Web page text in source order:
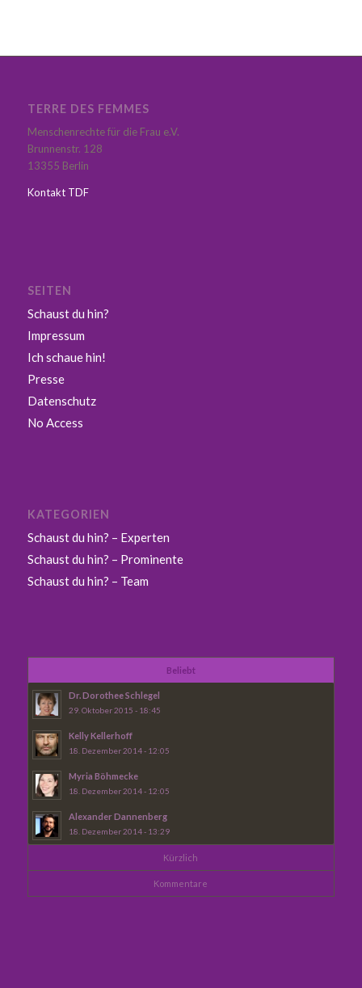
TERRE DES FEMMES
Menschenrechte für die Frau e.V.
Brunnenstr. 128
13355 Berlin
Kontakt TDF
SEITEN
Schaust du hin?
Impressum
Ich schaue hin!
Presse
Datenschutz
No Access
KATEGORIEN
Schaust du hin? – Experten
Schaust du hin? – Prominente
Schaust du hin? – Team
Beliebt
Dr. Dorothee Schlegel
29. Oktober 2015 - 18:45
Kelly Kellerhoff
18. Dezember 2014 - 12:05
Myria Böhmecke
18. Dezember 2014 - 12:05
Alexander Dannenberg
18. Dezember 2014 - 13:29
Kürzlich
Kommentare